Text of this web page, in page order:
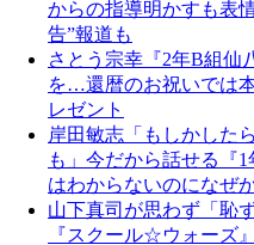
からの指導明かすも表
告”報道も
さとう宗幸『2年B組仙
を…還暦のお祝いでは
レゼント
岸田敏志「もしかした
も」今だから話せる『
はわからないのになぜ
山下真司が思わず「恥
『スクール☆ウォーズ